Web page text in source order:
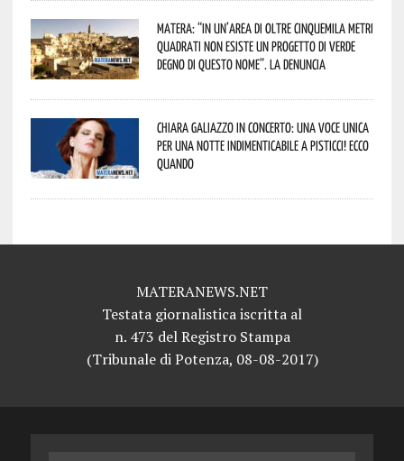
Matera: “In un’area di oltre cinquemila metri
quadrati non esiste un progetto di verde
degno di questo nome”. La denuncia
Chiara Galiazzo in concerto: una voce unica
per una notte indimenticabile a Pisticci! Ecco
quando
MATERANEWS.NET
Testata giornalistica iscritta al
n. 473 del Registro Stampa
(Tribunale di Potenza, 08-08-2017)